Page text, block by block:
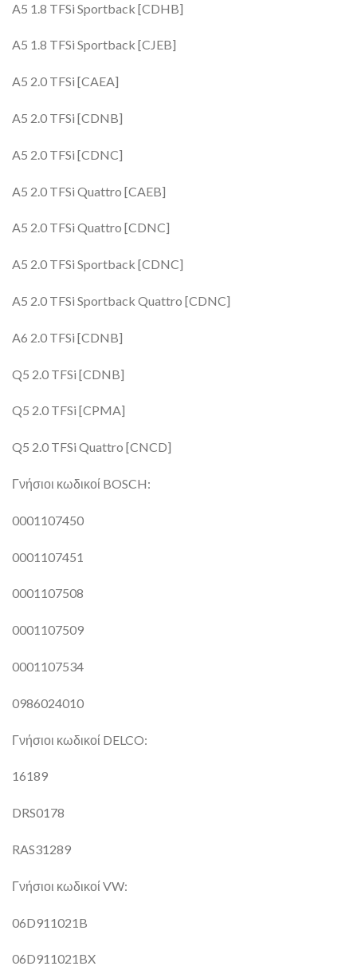
A5 1.8 TFSi Sportback [CDHB]
A5 1.8 TFSi Sportback [CJEB]
A5 2.0 TFSi [CAEA]
A5 2.0 TFSi [CDNB]
A5 2.0 TFSi [CDNC]
A5 2.0 TFSi Quattro [CAEB]
A5 2.0 TFSi Quattro [CDNC]
A5 2.0 TFSi Sportback [CDNC]
A5 2.0 TFSi Sportback Quattro [CDNC]
A6 2.0 TFSi [CDNB]
Q5 2.0 TFSi [CDNB]
Q5 2.0 TFSi [CPMA]
Q5 2.0 TFSi Quattro [CNCD]
Γνήσιοι κωδικοί BOSCH:
0001107450
0001107451
0001107508
0001107509
0001107534
0986024010
Γνήσιοι κωδικοί DELCO:
16189
DRS0178
RAS31289
Γνήσιοι κωδικοί VW:
06D911021B
06D911021BX